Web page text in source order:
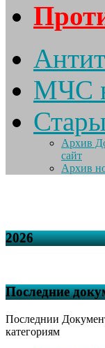
МЧС
Архив
сайт
Архив
2026
Последние
Последнии
категориям